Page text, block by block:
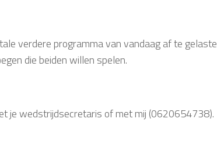
verdere programma van vandaag af te
die beiden willen spelen.
je wedstrijdsecretaris of met mij (0620654738).